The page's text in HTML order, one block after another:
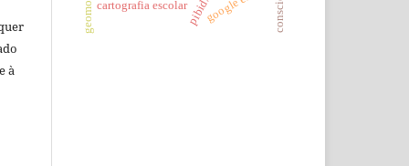
à
cartografia escolar